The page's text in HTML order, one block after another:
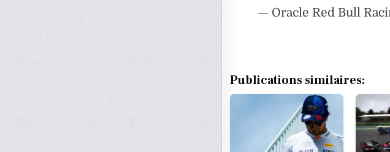
— Oracle Red Bull
Publications similaires: